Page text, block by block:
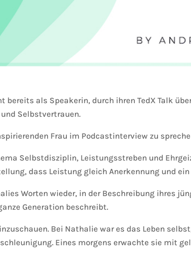
als Speakerin, durch ihren TedX Talk
Selbstvertrauen.
Frau im Podcastinterview zu
Selbstdisziplin, Leistungsstreben und
dass Leistung gleich Anerkennung und
Worten wieder, in der Beschreibung ihres
Generation beschreibt.
Bei Nathalie war es das Leben
Eines morgens erwachte sie mit